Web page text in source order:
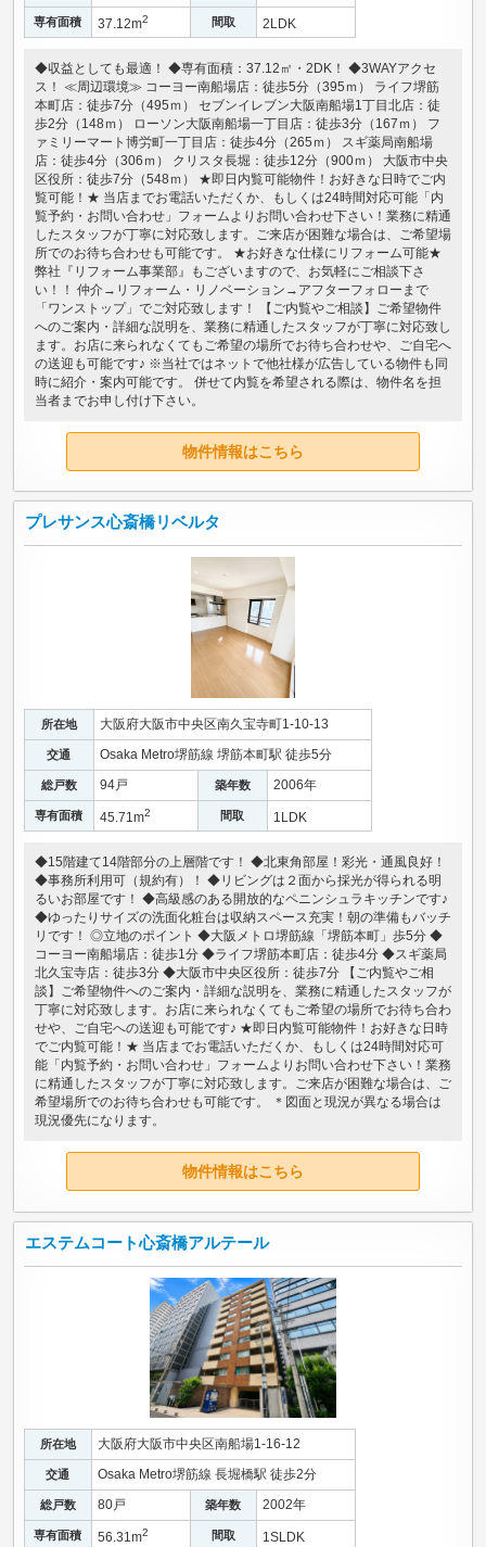
専有面積 37.12m2 間取 2LDK
◆収益としても最適！ ◆専有面積：37.12㎡・2DK！ ◆3WAYアクセ
ス！ ≪周辺環境≫ コーヨー南船場店：徒歩5分（395ｍ） ライフ堺筋
本町店：徒歩7分（495ｍ） セブンイレブン大阪南船場1丁目北店：徒
歩2分（148ｍ） ローソン大阪南船場一丁目店：徒歩3分（167ｍ） フ
ァミリーマート博労町一丁目店：徒歩4分（265ｍ） スギ薬局南船場
店：徒歩4分（306ｍ） クリスタ長堀：徒歩12分（900ｍ） 大阪市中央
区役所：徒歩7分（548ｍ） ★即日内覧可能物件！お好きな日時でご内
覧可能！★ 当店までお電話いただくか、もしくは24時間対応可能「内
覧予約・お問い合わせ」フォームよりお問い合わせ下さい！業務に精通
したスタッフが丁寧に対応致します。ご来店が困難な場合は、ご希望場
所でのお待ち合わせも可能です。 ★お好きな仕様にリフォーム可能★
弊社『リフォーム事業部』もございますので、お気軽にご相談下さ
い！！ 仲介→リフォーム・リノベーション→アフターフォローまで
「ワンストップ」でご対応致します！ 【ご内覧やご相談】ご希望物件
へのご案内・詳細な説明を、業務に精通したスタッフが丁寧に対応致し
ます。お店に来られなくてもご希望の場所でお待ち合わせや、ご自宅へ
の送迎も可能です♪ ※当社ではネットで他社様が広告している物件も同
時に紹介・案内可能です。 併せて内覧を希望される際は、物件名を担
当者までお申し付け下さい。
物件情報はこちら
プレサンス心斎橋リベルタ
所在地 大阪府大阪市中央区南久宝寺町1-10-13
交通 Osaka Metro堺筋線 堺筋本町駅 徒歩5分
総戸数 94戸 築年数 2006年
専有面積 45.71m2 間取 1LDK
◆15階建て14階部分の上層階です！ ◆北東角部屋！彩光・通風良好！
◆事務所利用可（規約有）！ ◆リビングは２面から採光が得られる明
るいお部屋です！ ◆高級感のある開放的なペニンシュラキッチンです♪
◆ゆったりサイズの洗面化粧台は収納スペース充実！朝の準備もバッチ
リです！ ◎立地のポイント ◆大阪メトロ堺筋線「堺筋本町」歩5分 ◆
コーヨー南船場店：徒歩1分 ◆ライフ堺筋本町店：徒歩4分 ◆スギ薬局
北久宝寺店：徒歩3分 ◆大阪市中央区役所：徒歩7分 【ご内覧やご相
談】ご希望物件へのご案内・詳細な説明を、業務に精通したスタッフが
丁寧に対応致します。お店に来られなくてもご希望の場所でお待ち合わ
せや、ご自宅への送迎も可能です♪ ★即日内覧可能物件！お好きな日時
でご内覧可能！★ 当店までお電話いただくか、もしくは24時間対応可
能「内覧予約・お問い合わせ」フォームよりお問い合わせ下さい！業務
に精通したスタッフが丁寧に対応致します。ご来店が困難な場合は、ご
希望場所でのお待ち合わせも可能です。 ＊図面と現況が異なる場合は
現況優先になります。
物件情報はこちら
エステムコート心斎橋アルテール
所在地 大阪府大阪市中央区南船場1-16-12
交通 Osaka Metro堺筋線 長堀橋駅 徒歩2分
総戸数 80戸 築年数 2002年
専有面積 56.31m2 間取 1SLDK